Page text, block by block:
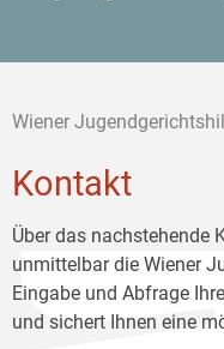
Wiener
Kontakt
Über das nachstehende
unmittelbar die Wiener
Eingabe und Abfrage
und sichert Ihnen eine